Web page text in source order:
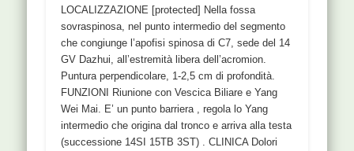
LOCALIZZAZIONE [protected] Nella fossa
sovraspinosa, nel punto intermedio del segmento
che congiunge l’apofisi spinosa di C7, sede del 14
GV Dazhui, all’estremità libera dell’acromion.
Puntura perpendicolare, 1-2,5 cm di profondità.
FUNZIONI Riunione con Vescica Biliare e Yang
Wei Mai. E’ un punto barriera , regola lo Yang
intermedio che origina dal tronco e arriva alla testa
(successione 14SI 15TB 3ST) . CLINICA Dolori